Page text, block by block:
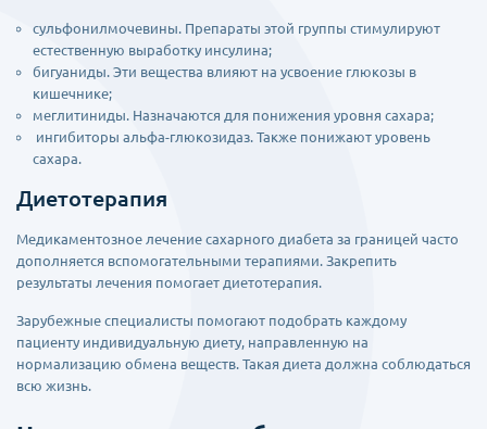
сульфонилмочевины. Препараты этой группы стимулируют
естественную выработку инсулина;
бигуаниды. Эти вещества влияют на усвоение глюкозы в
кишечнике;
меглитиниды. Назначаются для понижения уровня сахара;
ингибиторы альфа-глюкозидаз. Также понижают уровень
сахара.
Диетотерапия
Медикаментозное лечение сахарного диабета за границей часто
дополняется вспомогательными терапиями. Закрепить
результаты лечения помогает диетотерапия.
Зарубежные специалисты помогают подобрать каждому
пациенту индивидуальную диету, направленную на
нормализацию обмена веществ. Такая диета должна соблюдаться
всю жизнь.